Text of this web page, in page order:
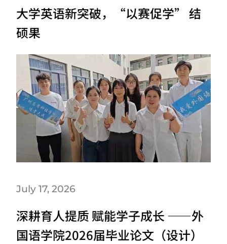
大学英语新突破，“以赛促学” 结
硕果
July 17, 2026
深耕育人提质 赋能学子成长 ——外
国语学院2026届毕业论文（设计）